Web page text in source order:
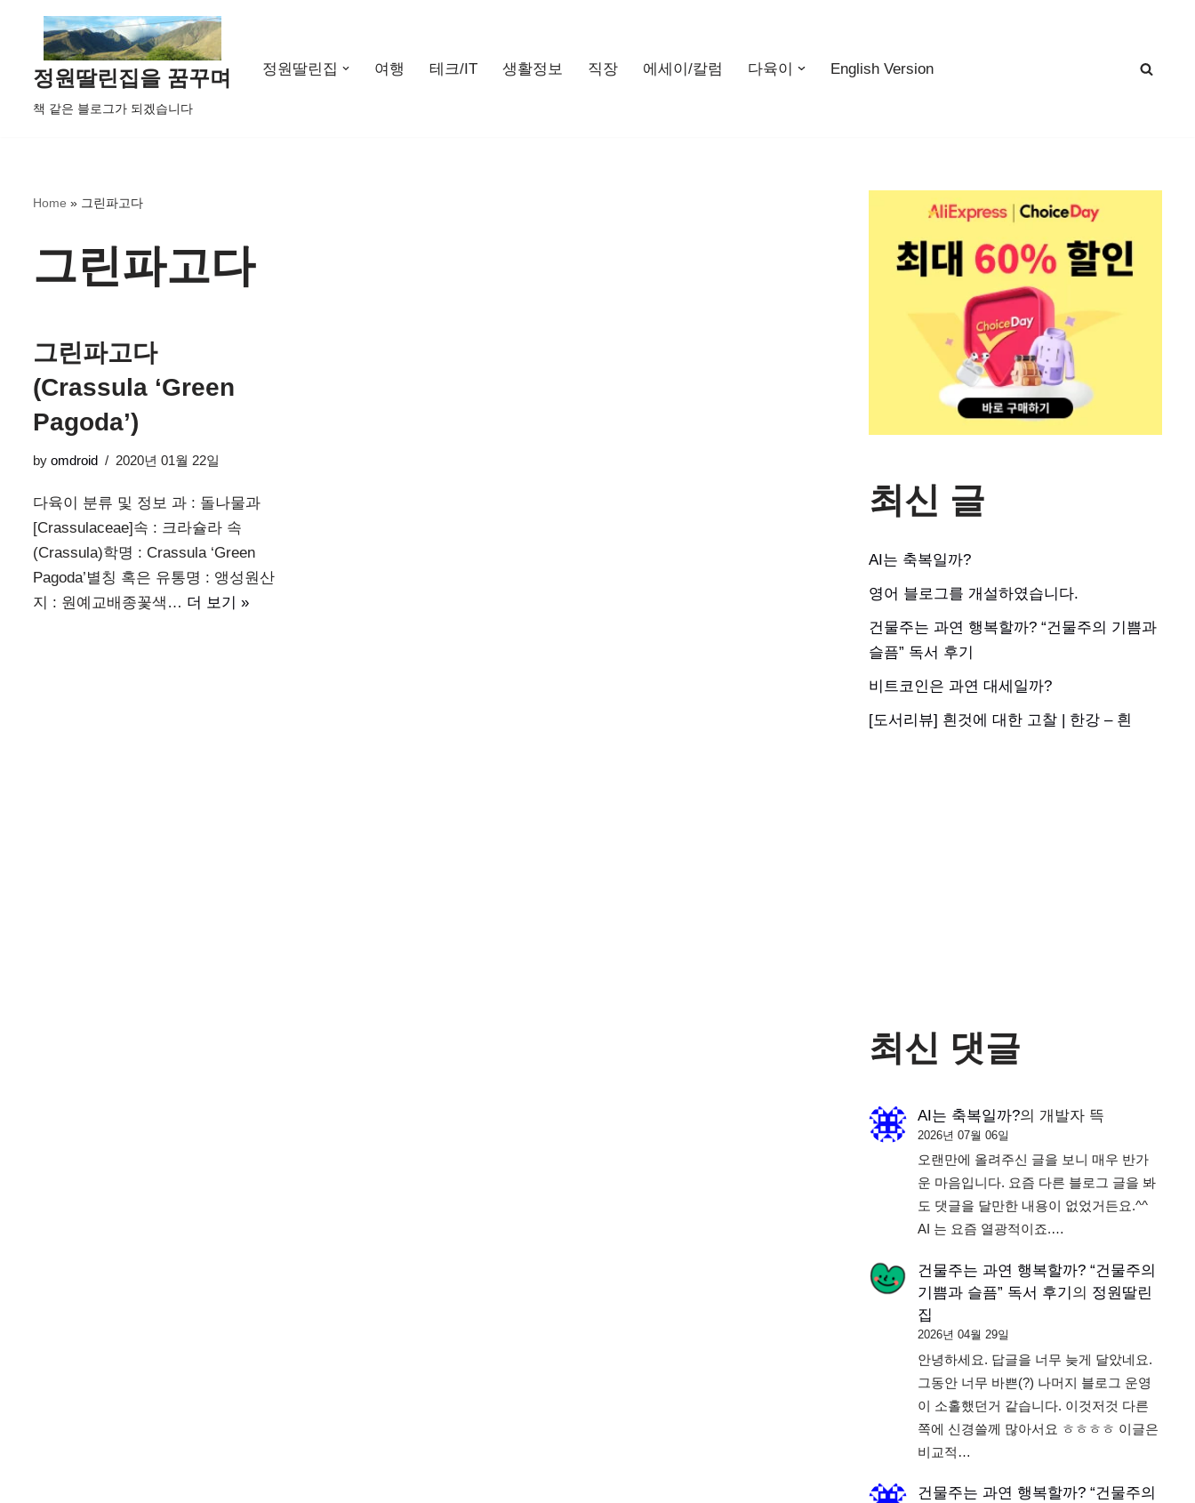
정원딸린집을 꿈꾸며
책 같은 블로그가 되겠습니다
정원딸린집 여행 테크/IT 생활정보 직장 에세이/칼럼 다육이 English Version
Home » 그린파고다
그린파고다
그린파고다
(Crassula ‘Green
Pagoda’)
by omdroid 2020년 01월 22일
다육이 분류 및 정보 과 : 돌나물과
[Crassulaceae]속 : 크라슐라 속
(Crassula)학명 : Crassula ‘Green
Pagoda’별칭 혹은 유통명 : 앵성원산
지 : 원예교배종꽃색… 더 보기 »
최신 글
AI는 축복일까?
영어 블로그를 개설하였습니다.
건물주는 과연 행복할까? “건물주의 기쁨과
슬픔” 독서 후기
비트코인은 과연 대세일까?
[도서리뷰] 흰것에 대한 고찰 | 한강 – 흰
최신 댓글
AI는 축복일까?의 개발자 뜩
2026년 07월 06일
오랜만에 올려주신 글을 보니 매우 반가
운 마음입니다. 요즘 다른 블로그 글을 봐
도 댓글을 달만한 내용이 없었거든요.^^
AI 는 요즘 열광적이죠.…
건물주는 과연 행복할까? “건물주의
기쁨과 슬픔” 독서 후기 의 정원딸린
집
2026년 04월 29일
안녕하세요. 답글을 너무 늦게 달았네요.
그동안 너무 바쁜(?) 나머지 블로그 운영
이 소홀했던거 같습니다. 이것저것 다른
쪽에 신경쓸께 많아서요 ㅎㅎㅎㅎ 이글은
비교적…
건물주는 과연 행복할까? “건물주의